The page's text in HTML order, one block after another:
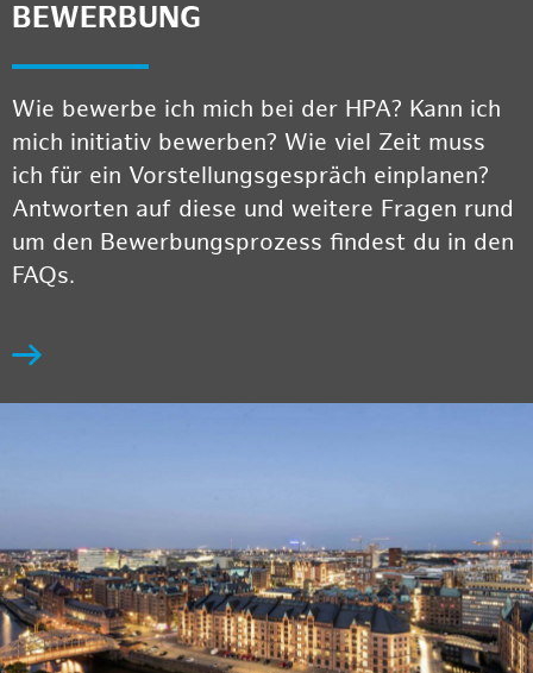
BEWERBUNG
Wie bewerbe ich mich bei der HPA? Kann ich
mich initiativ bewerben? Wie viel Zeit muss
ich für ein Vorstellungsgespräch einplanen?
Antworten auf diese und weitere Fragen rund
um den Bewerbungsprozess findest du in den
FAQs.